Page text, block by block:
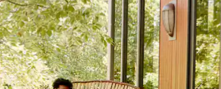
vers le bas pour les parcourir ou en appuyant